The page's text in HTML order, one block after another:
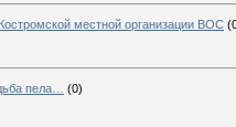
местной организации ВОС
пела… (0)